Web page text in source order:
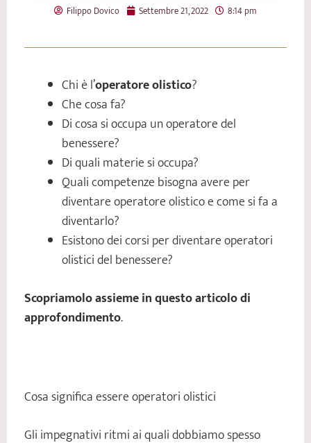
Filippo Dovico Settembre 21, 2022 8:14 pm
Chi è l’operatore olistico?
Che cosa fa?
Di cosa si occupa un operatore del
benessere?
Di quali materie si occupa?
Quali competenze bisogna avere per
diventare operatore olistico e come si fa a
diventarlo?
Esistono dei corsi per diventare operatori
olistici del benessere?
Scopriamolo assieme in questo articolo di
approfondimento.
Cosa significa essere operatori olistici
Gli impegnativi ritmi ai quali dobbiamo spesso